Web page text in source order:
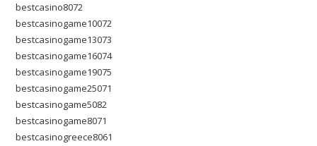
bestcasino8072
bestcasinogame10072
bestcasinogame13073
bestcasinogame16074
bestcasinogame19075
bestcasinogame25071
bestcasinogame5082
bestcasinogame8071
bestcasinogreece8061